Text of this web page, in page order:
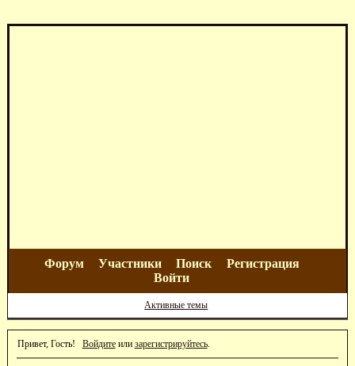
Форум Участники Поиск
Регистрация
Войти
Активные темы
Привет, Гость! Войдитеили зарегистрируйтесь.